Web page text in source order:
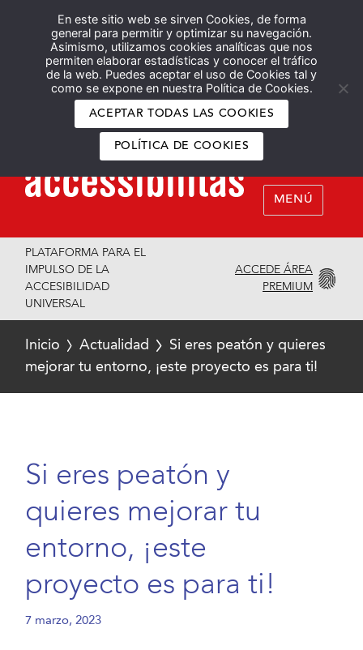
En este sitio web se sirven Cookies, de forma
general para permitir y optimizar su navegación.
Asimismo, utilizamos cookies analíticas que nos
permiten elaborar estadísticas y conocer el tráfico
de la web. Puedes aceptar el uso de Cookies tal y
como se expone en nuestra Política de Cookies.
ACEPTAR TODAS LAS COOKIES
POLÍTICA DE COOKIES
Español English
MENÚ
PLATAFORMA PARA EL
IMPULSO DE LA
ACCESIBILIDAD
UNIVERSAL
ACCEDE ÁREA
PREMIUM
Inicio Actualidad
Si eres peatón y quieres
mejorar tu entorno, ¡este proyecto es para ti!
Si eres peatón y
quieres mejorar tu
entorno, ¡este
proyecto es para ti!
7 marzo, 2023